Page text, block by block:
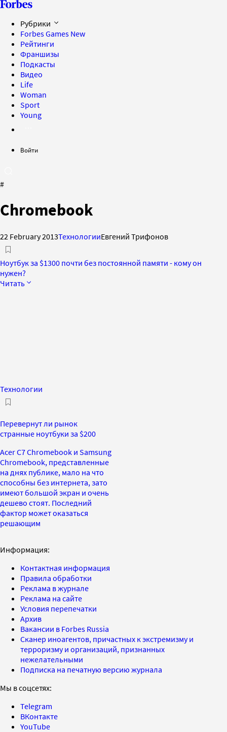
Рубрики
Forbes Games New
Рейтинги
Франшизы
Подкасты
Видео
Life
Woman
Sport
Young
Войти
#
Chromebook
22 February 2013ТехнологииЕвгений Трифонов
Ноутбук за $1300 почти без постоянной памяти - кому он
нужен?
Читать
Технологии
Перевернут ли рынок
странные ноутбуки за $200
Acer C7 Chromebook и Samsung
Chromebook, представленные
на днях публике, мало на что
способны без интернета, зато
имеют большой экран и очень
дешево стоят. Последний
фактор может оказаться
решающим
Информация:
Контактная информация
Правила обработки
Реклама в журнале
Реклама на сайте
Условия перепечатки
Архив
Вакансии в Forbes Russia
Сканер иноагентов, причастных к экстремизму и
терроризму и организаций, признанных
нежелательными
Подписка на печатную версию журнала
Мы в соцсетях:
Telegram
ВКонтакте
YouTube